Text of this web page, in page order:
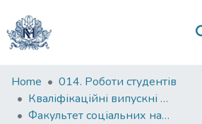
Communities
&
Collections
Home
014. Роботи студентів
Кваліфікаційні випускні роботи здобувачів вищої освіти бакалаврських програм
Факультет соціальних наук і соціальних технологій